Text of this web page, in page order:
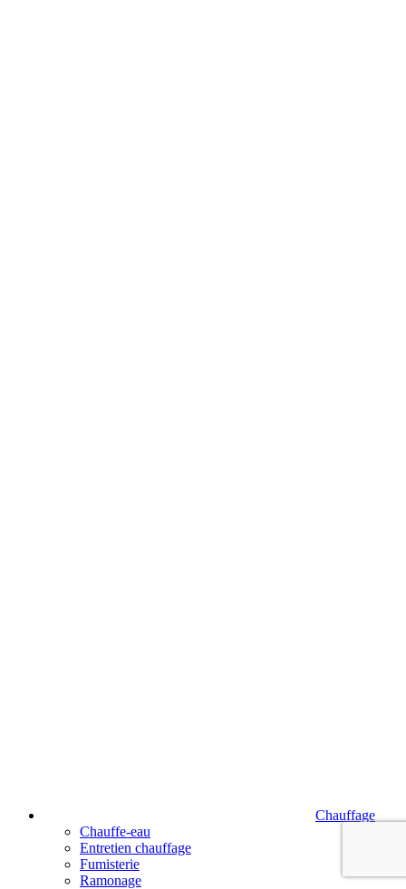
Chauffage
Chauffe-eau
Entretien chauffage
Fumisterie
Ramonage